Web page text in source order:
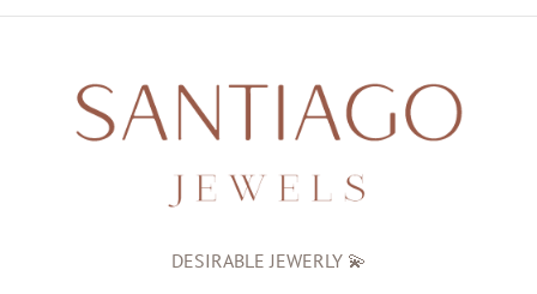
DESIRABLE JEWERLY 💫